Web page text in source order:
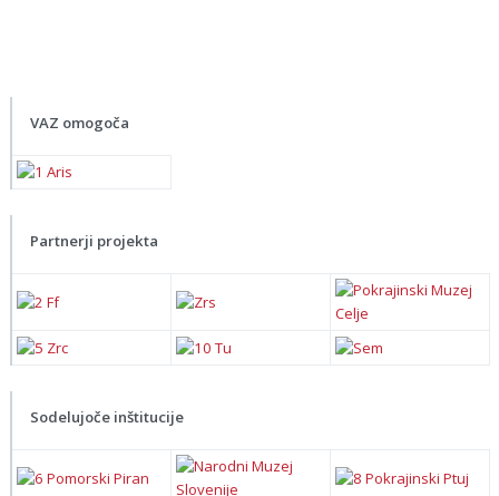
VAZ omogoča
Partnerji projekta
Sodelujoče inštitucije